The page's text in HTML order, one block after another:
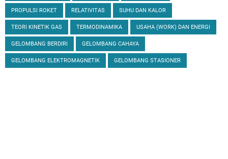
PROPULSI ROKET RELATIVITAS SUHU DAN KALOR
TEORI KINETIK GAS TERMODINAMIKA USAHA (WORK) DAN ENERGI
GELOMBANG BERDIRI GELOMBANG CAHAYA
GELOMBANG ELEKTROMAGNETIK GELOMBANG STASIONER